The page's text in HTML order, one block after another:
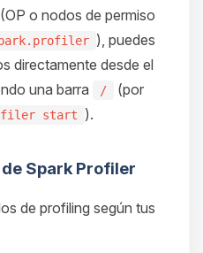
o nodos de permiso
), puedes
directamente desde el
una barra
/
(por
start ).
Spark Profiler
de profiling según tus